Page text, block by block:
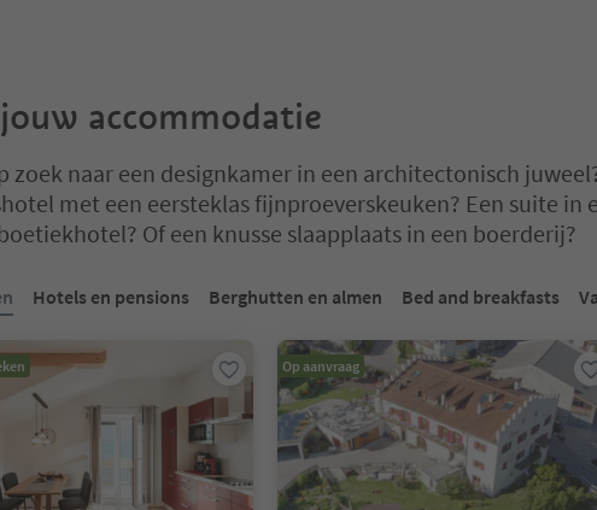
accommodatie
zoek naar een designkamer in een architectonisch
met een eersteklas fijnproeverskeuken? Een suite in
Of een knusse slaapplaats in een boerderij?
Hotels en pensions Berghutten en almen Bed and breakfasts
Op aanvraag